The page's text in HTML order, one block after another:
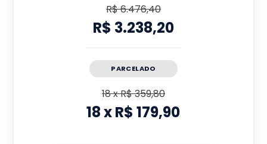
R$ 6.476,40
R$ 3.238,20
PARCELADO
18xR$ 359,80
18xR$ 179,90